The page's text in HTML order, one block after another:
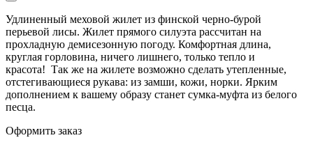
Удлиненный меховой жилет из финской черно-бурой
перьевой лисы. Жилет прямого силуэта рассчитан на
прохладную демисезонную погоду. Комфортная длина,
круглая горловина, ничего лишнего, только тепло и
красота! Так же на жилете возможно сделать утепленные,
отстегивающиеся рукава: из замши, кожи, норки. Ярким
дополнением к вашему образу станет сумка-муфта из белого
песца.
Оформить заказ